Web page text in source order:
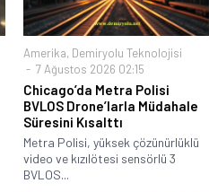
Amerika, Demiryolu Teknolojisi
7 Ağustos 2026 02:15
Chicago’da Metra Polisi
BVLOS Drone’larla Müdahale
Süresini Kısalttı
Metra Polisi, yüksek çözünürlüklü
video ve kızılötesi sensörlü 3
BVLOS...